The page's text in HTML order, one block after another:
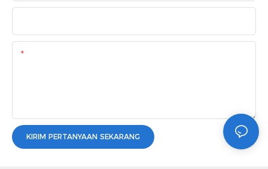
KIRIM PERTANYAAN SEKARANG